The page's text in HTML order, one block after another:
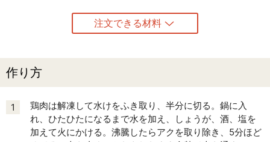
注文できる材料
作り方
1
鶏肉は解凍して水けをふき取り、半分に切る。鍋に入
れ、ひたひたになるまで水を加え、しょうが、酒、塩を
加えて火にかける。沸騰したらアクを取り除き、5分ほど